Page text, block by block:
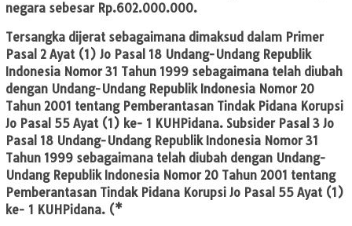
negara sebesar Rp.602.000.000.
Tersangka dijerat sebagaimana dimaksud dalam Primer
Pasal 2 Ayat (1) Jo Pasal 18 Undang-Undang Republik
Indonesia Nomor 31 Tahun 1999 sebagaimana telah diubah
dengan Undang-Undang Republik Indonesia Nomor 20
Tahun 2001 tentang Pemberantasan Tindak Pidana Korupsi
Jo Pasal 55 Ayat (1) ke- 1 KUHPidana. Subsider Pasal 3 Jo
Pasal 18 Undang-Undang Republik Indonesia Nomor 31
Tahun 1999 sebagaimana telah diubah dengan Undang-
Undang Republik Indonesia Nomor 20 Tahun 2001 tentang
Pemberantasan Tindak Pidana Korupsi Jo Pasal 55 Ayat (1)
ke- 1 KUHPidana. (*